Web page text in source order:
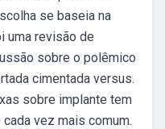
se baseia na
uma revisão de
sobre o polêmico
cimentada versus.
sobre implante tem
vez mais comum.